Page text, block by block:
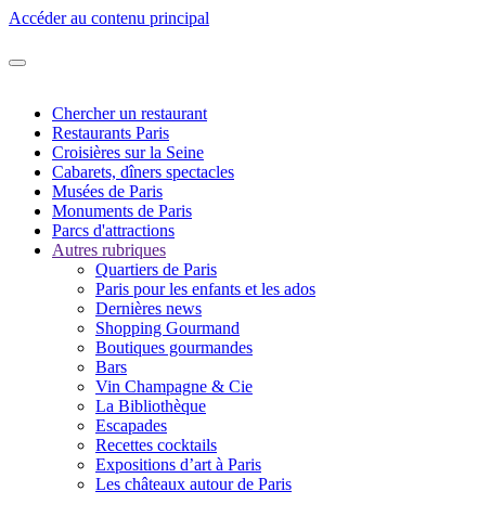
Accéder au contenu principal
Chercher un restaurant
Restaurants Paris
Croisières sur la Seine
Cabarets, dîners spectacles
Musées de Paris
Monuments de Paris
Parcs d'attractions
Autres rubriques
Quartiers de Paris
Paris pour les enfants et les ados
Dernières news
Shopping Gourmand
Boutiques gourmandes
Bars
Vin Champagne & Cie
La Bibliothèque
Escapades
Recettes cocktails
Expositions d’art à Paris
Les châteaux autour de Paris